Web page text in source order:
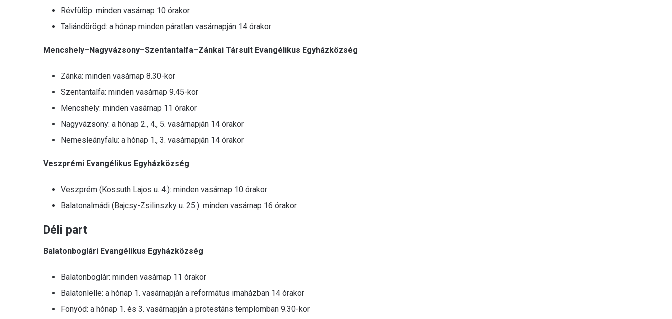
Révfülöp: minden vasárnap 10 órakor
Taliándörögd: a hónap minden páratlan vasárnapján 14 órakor
Mencshely–Nagyvázsony–Szentantalfa–Zánkai Társult Evangélikus Egyházközség
Zánka: minden vasárnap 8.30-kor
Szentantalfa: minden vasárnap 9.45-kor
Mencshely: minden vasárnap 11 órakor
Nagyvázsony: a hónap 2., 4., 5. vasárnapján 14 órakor
Nemesleányfalu: a hónap 1., 3. vasárnapján 14 órakor
Veszprémi Evangélikus Egyházközség
Veszprém (Kossuth Lajos u. 4.): minden vasárnap 10 órakor
Balatonalmádi (Bajcsy-​Zsilinszky u. 25.): minden vasárnap 16 órakor
Déli part
Balatonboglári Evangélikus Egyházközség
Balatonboglár: minden vasárnap 11 órakor
Balatonlelle: a hónap 1. vasárnapján a református imaházban 14 órakor
Fonyód: a hónap 1. és 3. vasárnapján a protestáns templomban 9.30-kor